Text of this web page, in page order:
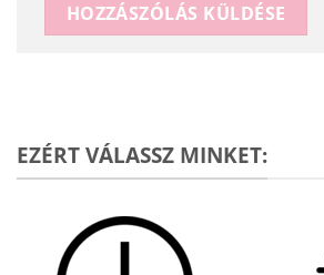
EZÉRT VÁLASSZ MINKET: